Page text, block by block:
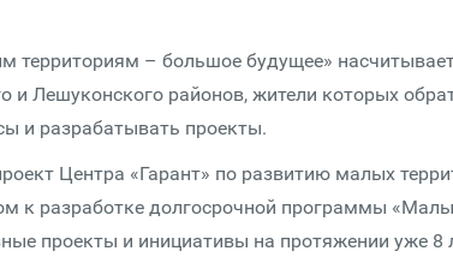
территориям – большое будущее»
и Лешуконского районов, жители которых
и разрабатывать проекты.
Центра «Гарант» по развитию малых
к разработке долгосрочной программы
проекты и инициативы на протяжении уже 8